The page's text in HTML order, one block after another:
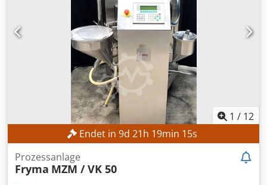
1 / 12
Endet in 9d 21h 19min 13s
Prozessanlage
Fryma MZM / VK 50